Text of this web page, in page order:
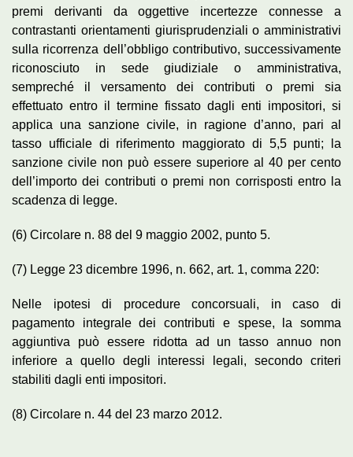
premi derivanti da oggettive incertezze connesse a
contrastanti orientamenti giurisprudenziali o amministrativi
sulla ricorrenza dell’obbligo contributivo, successivamente
riconosciuto in sede giudiziale o amministrativa,
sempreché il versamento dei contributi o premi sia
effettuato entro il termine fissato dagli enti impositori, si
applica una sanzione civile, in ragione d’anno, pari al
tasso ufficiale di riferimento maggiorato di 5,5 punti; la
sanzione civile non può essere superiore al 40 per cento
dell’importo dei contributi o premi non corrisposti entro la
scadenza di legge.
(6) Circolare n. 88 del 9 maggio 2002, punto 5.
(7) Legge 23 dicembre 1996, n. 662, art. 1, comma 220:
Nelle ipotesi di procedure concorsuali, in caso di
pagamento integrale dei contributi e spese, la somma
aggiuntiva può essere ridotta ad un tasso annuo non
inferiore a quello degli interessi legali, secondo criteri
stabiliti dagli enti impositori.
(8) Circolare n. 44 del 23 marzo 2012.